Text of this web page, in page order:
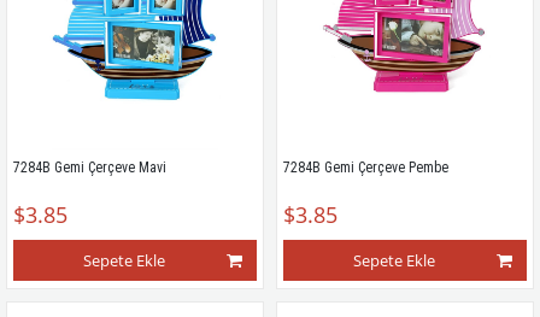
7284B Gemi Çerçeve Mavi
$3.85
Sepete Ekle
7284B Gemi Çerçeve Pembe
$3.85
Sepete Ekle